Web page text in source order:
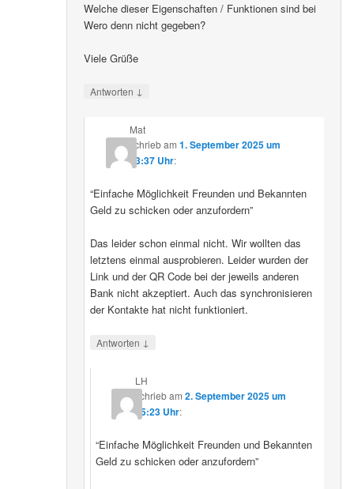
Welche dieser Eigenschaften / Funktionen sind bei
Wero denn nicht gegeben?
Viele Grüße
Antworten ↓
Mat
schriebam 1. September 2025 um
23:37 Uhr:
“Einfache Möglichkeit Freunden und Bekannten
Geld zu schicken oder anzufordern”
Das leider schon einmal nicht. Wir wollten das
letztens einmal ausprobieren. Leider wurden der
Link und der QR Code bei der jeweils anderen
Bank nicht akzeptiert. Auch das synchronisieren
der Kontakte hat nicht funktioniert.
Antworten ↓
LH
schriebam2. September 2025 um
15:23 Uhr:
“Einfache Möglichkeit Freunden und Bekannten
Geld zu schicken oder anzufordern”